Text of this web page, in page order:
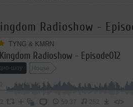
Radioshow -
TYNG & KMRN
Radioshow - Episode012
шоу House
12 59:37 252 </>